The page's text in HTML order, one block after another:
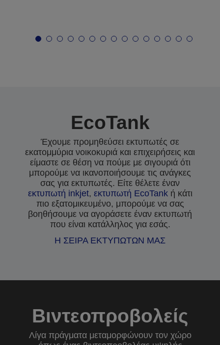
EcoTank
Έχουμε προμηθεύσει εκτυπωτές σε
εκατομμύρια νοικοκυριά και επιχειρήσεις και
είμαστε σε θέση να πούμε με σιγουριά ότι
μπορούμε να ικανοποιήσουμε τις ανάγκες
σας για εκτυπωτές. Είτε θέλετε έναν
εκτυπωτή inkjet, εκτυπωτή EcoTankή κάτι
πιο εξατομικευμένο, μπορούμε να σας
βοηθήσουμε να αγοράσετε έναν εκτυπωτή
που είναι κατάλληλος για εσάς.
Η ΣΕΙΡΑ ΕΚΤΥΠΩΤΩΝ ΜΑΣ
Βιντεοπροβολείς
Λίγα πράγματα μεταμορφώνουν τον χώρο